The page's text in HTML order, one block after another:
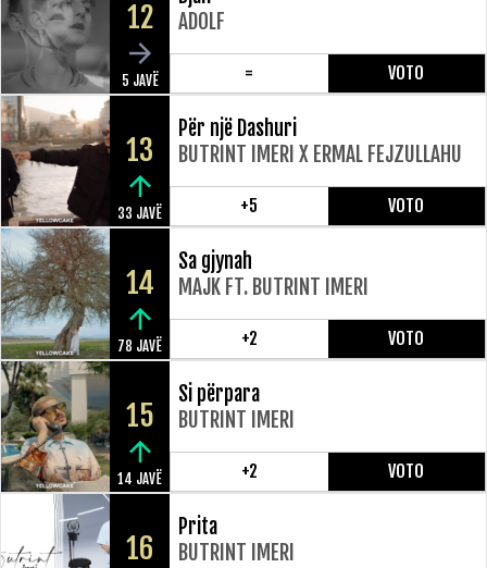
12
5 JAVË
ADOLF
= VOTO
13
33 JAVË
Për një Dashuri
BUTRINT IMERI X ERMAL FEJZULLAHU
+5 VOTO
14
78 JAVË
Sa gjynah
MAJK FT. BUTRINT IMERI
+2 VOTO
15
14 JAVË
Si përpara
BUTRINT IMERI
+2 VOTO
16
Prita
BUTRINT IMERI